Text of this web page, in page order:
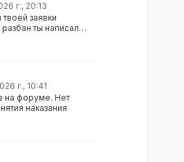
г., 20:13
заявки
разбан ты написал
г., 10:41
на форуме. Нет
наказания